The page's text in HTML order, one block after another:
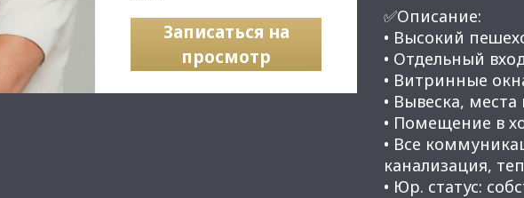
Записаться на
просмотр
✅Описание:
• Высокий
• Отдельный
• Витринные
• Вывеска,
• Помещение в
• Все
канализация,
• Юр. статус: